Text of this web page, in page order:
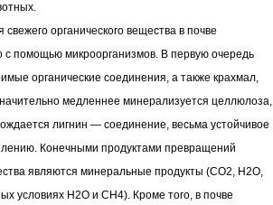
органического вещества в почве
с помощью микроорганизмов. В первую очередь
органические соединения, а также крахмал,
медленнее минерализуется целлюлоза,
лигнин — соединение, весьма устойчивое
Конечными продуктами превращений
являются минеральные продукты (СО2, Н2О,
условиях Н2O и СН4). Кроме того, в почве